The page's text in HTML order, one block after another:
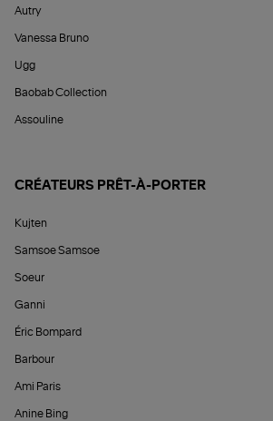
Autry
Vanessa Bruno
Ugg
Baobab Collection
Assouline
CRÉATEURS PRÊT-À-PORTER
Kujten
Samsoe Samsoe
Soeur
Ganni
Éric Bompard
Barbour
Ami Paris
Anine Bing